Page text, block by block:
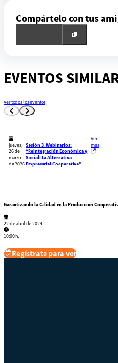
Compártelo con tus
EVENTOS
Ver todos los eventos
jueves,
26 de
marzo
de 2026
Sesión 3. Webinarios:
“Reintegración Económica y
Social: La Alternativa
Empresarial Cooperativa”
Ver
más
Garantizando la Calidad en la Producción
22 de abril de 2024
10:00 h.
Regístrate para ver